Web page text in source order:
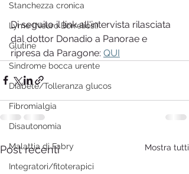
Stanchezza cronica
Lyme (Neuro Borreliosi)
Glutine
Sindrome bocca urente
Diabete/Tolleranza glucos
Fibromialgia
Disautonomia
Malattia di Fabry
Integratori/fitoterapici
Di seguito il link all'intervista rilasciata
dal dottor Donadio a Panorae e
ripresa da Paragone: QUI
Post recenti Mostra tutti